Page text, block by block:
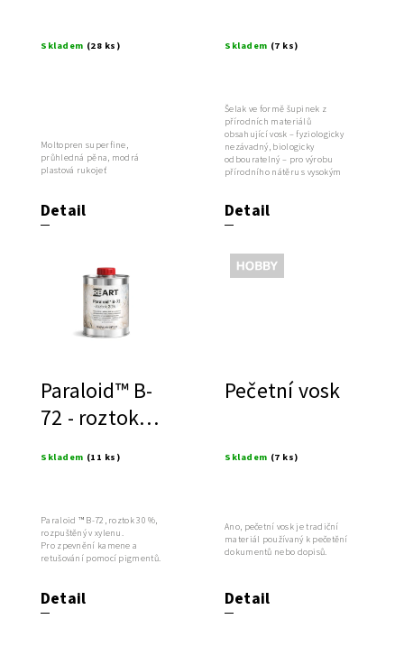
Skladem (28 ks)
Detail
Moltopren superfine,
průhledná pěna, modrá
plastová rukojeť
Skladem (7 ks)
Detail
Šelak ve formě šupinek z
přírodních materiálů
obsahující vosk – fyziologicky
nezávadný, biologicky
odbouratelný – pro výrobu
přírodního nátěru s vysokým
Paraloid™ B-
72 - roztok
Skladem (11 ks)
Detail
Paraloid ™ B-72, roztok 30 %,
rozpuštěný v xylenu.
Pro zpevnění kamene a
retušování pomocí pigmentů.
Výprodej
Pečetní vosk
Skladem (7 ks)
Detail
Ano, pečetní vosk je tradiční
materiál používaný k pečetění
dokumentů nebo dopisů.